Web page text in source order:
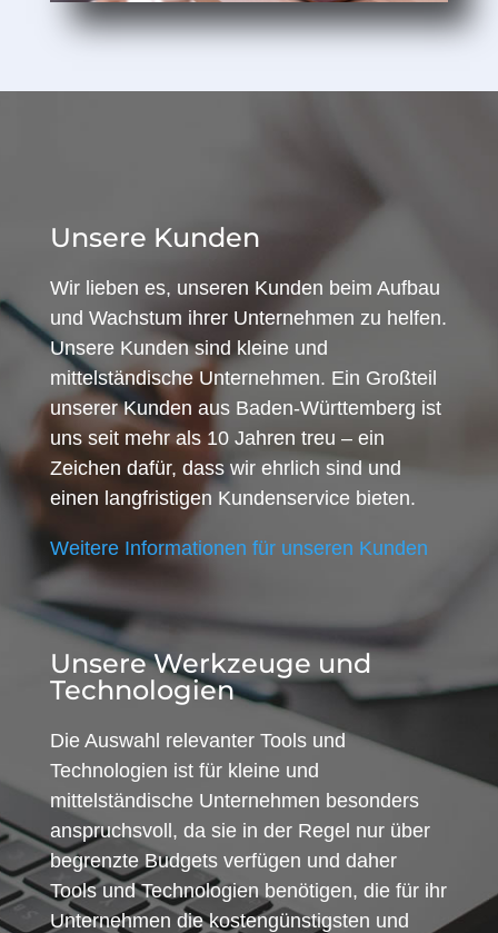
Unsere Kunden
Wir lieben es, unseren Kunden beim Aufbau
und Wachstum ihrer Unternehmen zu helfen.
Unsere Kunden sind kleine und
mittelständische Unternehmen. Ein Großteil
unserer Kunden aus Baden-Württemberg ist
uns seit mehr als 10 Jahren treu – ein
Zeichen dafür, dass wir ehrlich sind und
einen langfristigen Kundenservice bieten.
Weitere Informationen für unseren Kunden
Unsere Werkzeuge und
Technologien
Die Auswahl relevanter Tools und
Technologien ist für kleine und
mittelständische Unternehmen besonders
anspruchsvoll, da sie in der Regel nur über
begrenzte Budgets verfügen und daher
Tools und Technologien benötigen, die für ihr
Unternehmen die kostengünstigsten und